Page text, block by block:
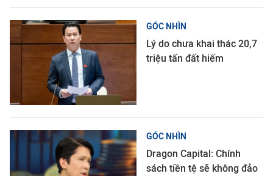
GÓC NHÌN
Lý do chưa khai thác 20,7
triệu tấn đất hiếm
GÓC NHÌN
Dragon Capital: Chính
sách tiền tệ sẽ không đảo